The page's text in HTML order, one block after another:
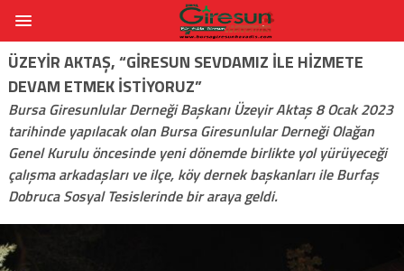
ÜZEYIR AKTAŞ, “GIRESUN SEVDAMIZ İLE HIZMETE
DEVAM ETMEK İSTIYORUZ”
Bursa Giresunlular Derneği Başkanı Üzeyir Aktaş 8 Ocak 2023
tarihinde yapılacak olan Bursa Giresunlular Derneği Olağan
Genel Kurulu öncesinde yeni dönemde birlikte yol yürüyeceği
çalışma arkadaşları ve ilçe, köy dernek başkanları ile Burfaş
Dobruca Sosyal Tesislerinde bir araya geldi.